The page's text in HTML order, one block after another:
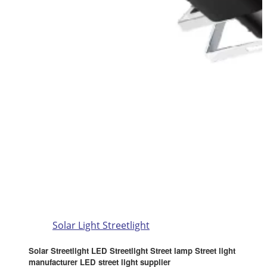
Solar Light Streetlight
Solar Streetlight LED Streetlight Street lamp Street light
manufacturer LED street light supplier